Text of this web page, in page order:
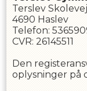
Terslev
4690 Haslev
Telefon:
CVR: 26145511
Den
oplysninger på